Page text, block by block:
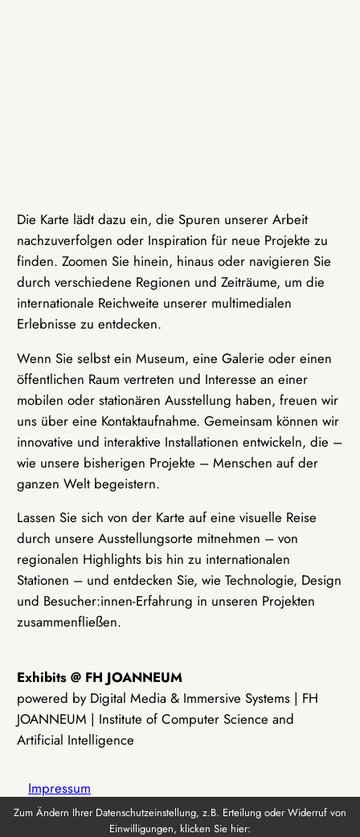
Die Karte lädt dazu ein, die Spuren unserer Arbeit
nachzuverfolgen oder Inspiration für neue Projekte zu
finden. Zoomen Sie hinein, hinaus oder navigieren Sie
durch verschiedene Regionen und Zeiträume, um die
internationale Reichweite unserer multimedialen
Erlebnisse zu entdecken.
Wenn Sie selbst ein Museum, eine Galerie oder einen
öffentlichen Raum vertreten und Interesse an einer
mobilen oder stationären Ausstellung haben, freuen wir
uns über eine Kontaktaufnahme. Gemeinsam können wir
innovative und interaktive Installationen entwickeln, die –
wie unsere bisherigen Projekte – Menschen auf der
ganzen Welt begeistern.
Lassen Sie sich von der Karte auf eine visuelle Reise
durch unsere Ausstellungsorte mitnehmen – von
regionalen Highlights bis hin zu internationalen
Stationen – und entdecken Sie, wie Technologie, Design
und Besucher:innen-Erfahrung in unseren Projekten
zusammenfließen.
Exhibits @ FH JOANNEUM
powered by Digital Media & Immersive Systems | FH
JOANNEUM | Institute of Computer Science and
Artificial Intelligence
Impressum
Zum Ändern Ihrer Datenschutzeinstellung, z.B. Erteilung oder Widerruf von
Einwilligungen, klicken Sie hier: